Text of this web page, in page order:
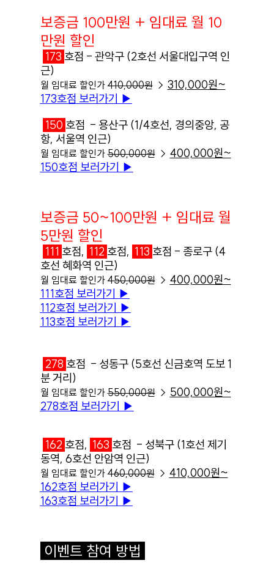
보증금 100만원 + 임대료 월 10
만원 할인
173 호점 - 관악구 (2호선 서울대입구역 인
근)
월 임대료 할인가410,000원→ 310,000원~
173호점 보러가기
▶︎
150 호점 - 용산구 (1/4호선, 경의중앙, 공
항, 서울역 인근)
월 임대료 할인가500,000원→ 400,000원~
150호점 보러가기
▶︎
보증금 50~100만원 + 임대료 월
5만원 할인
111 호점, 112 호점, 113 호점 - 종로구 (4
호선 혜화역 인근)
월 임대료 할인가450,000원→ 400,000원~
111호점 보러가기
▶︎
112호점 보러가기
▶︎
113호점 보러가기
▶︎
278 호점 - 성동구 (5호선 신금호역 도보 1
분 거리)
월 임대료 할인가550,000원→ 500,000원~
278호점 보러가기
▶︎
162 호점, 163 호점 - 성북구 (1호선 제기
동역, 6호선 안암역 인근)
월 임대료 할인가460,000원→ 410,000원~
162호점 보러가기
▶︎
163호점 보러가기
▶︎
이벤트 참여 방법